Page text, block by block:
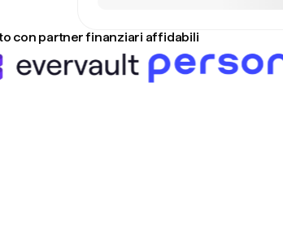
con partner finanziari affidabili